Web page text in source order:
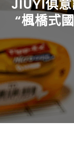
JIUYI俱
“楓橋式